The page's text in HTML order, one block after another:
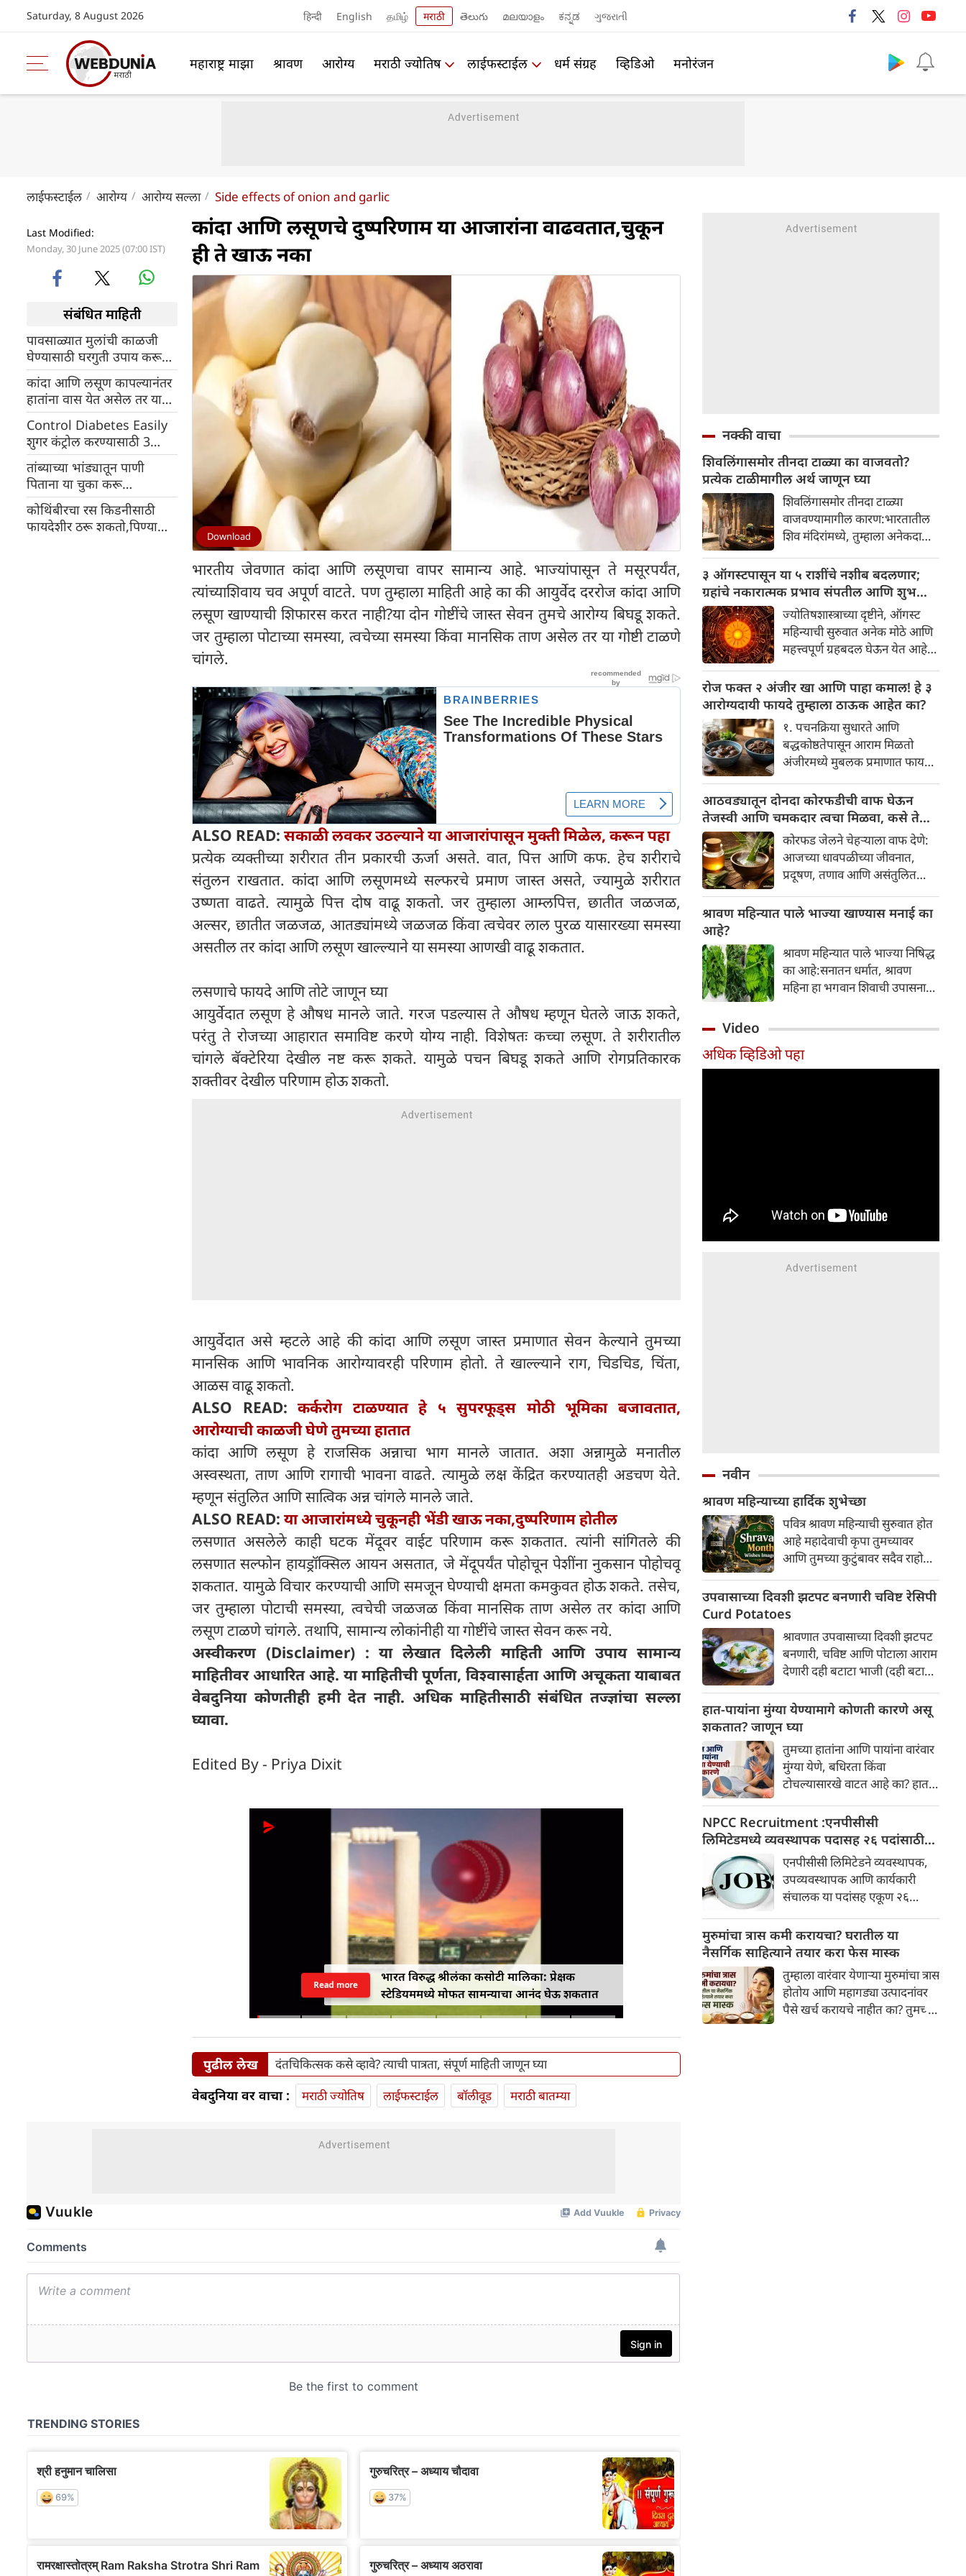
Saturday, 8 August 2026 हिन्दी English தமிழ் मराठी తెలుగు മലയാളം ಕನ್ನಡ ગુજરાતી
महाराष्ट्र माझा श्रावण आरोग्य मराठी ज्योतिष लाईफस्टाईल धर्म संग्रह व्हिडिओ मनोरंजन
लाईफस्टाईल आरोग्य आरोग्य सल्ला Side effects of onion and garlic
Last Modified:
Monday, 30 June 2025 (07:00 IST)
संबंधित माहिती
पावसाळ्यात मुलांची काळजी
घेण्यासाठी घरगुती उपाय करून
बघा
कांदा आणि लसूण कापल्यानंतर
हातांना वास येत असेल तर या
टिप्स वापरून पहा
Control Diabetes Easily
शुगर कंट्रोल करण्यासाठी 3
रामबाण उपाय
तांब्याच्या भांड्यातून पाणी
पिताना या चुका करू
नका,विषाक्त होऊ शकते
कोथिंबीरचा रस किडनीसाठी
फायदेशीर ठरू शकतो,पिण्याची
कांदा आणि लसूणचे दुष्परिणाम या आजारांना वाढवतात,चुकून
ही ते खाऊ नका
Download
भारतीय जेवणात कांदा आणि लसूणचा वापर सामान्य आहे. भाज्यांपासून ते मसूरपर्यंत,
त्यांच्याशिवाय चव अपूर्ण वाटते. पण तुम्हाला माहिती आहे का की आयुर्वेद दररोज कांदा आणि
लसूण खाण्याची शिफारस करत नाही?या दोन गोष्टींचे जास्त सेवन तुमचे आरोग्य बिघडू शकते.
जर तुम्हाला पोटाच्या समस्या, त्वचेच्या समस्या किंवा मानसिक ताण असेल तर या गोष्टी टाळणे
चांगले.
ALSO READ: सकाळी लवकर उठल्याने या आजारांपासून मुक्ती मिळेल, करून पहा
प्रत्येक व्यक्तीच्या शरीरात तीन प्रकारची ऊर्जा असते. वात, पित्त आणि कफ. हेच शरीराचे
संतुलन राखतात. कांदा आणि लसूणमध्ये सल्फरचे प्रमाण जास्त असते, ज्यामुळे शरीरात
उष्णता वाढते. त्यामुळे पित्त दोष वाढू शकतो. जर तुम्हाला आम्लपित्त, छातीत जळजळ,
अल्सर, छातीत जळजळ, आतड्यांमध्ये जळजळ किंवा त्वचेवर लाल पुरळ यासारख्या समस्या
असतील तर कांदा आणि लसूण खाल्ल्याने या समस्या आणखी वाढू शकतात.
लसणाचे फायदे आणि तोटे जाणून घ्या
आयुर्वेदात लसूण हे औषध मानले जाते. गरज पडल्यास ते औषध म्हणून घेतले जाऊ शकते,
परंतु ते रोजच्या आहारात समाविष्ट करणे योग्य नाही. विशेषतः कच्चा लसूण. ते शरीरातील
चांगले बॅक्टेरिया देखील नष्ट करू शकते. यामुळे पचन बिघडू शकते आणि रोगप्रतिकारक
शक्तीवर देखील परिणाम होऊ शकतो.
आयुर्वेदात असे म्हटले आहे की कांदा आणि लसूण जास्त प्रमाणात सेवन केल्याने तुमच्या
मानसिक आणि भावनिक आरोग्यावरही परिणाम होतो. ते खाल्ल्याने राग, चिडचिड, चिंता,
आळस वाढू शकतो.
ALSO READ:कर्करोग टाळण्यात हे ५ सुपरफूड्स मोठी भूमिका बजावतात,
आरोग्याची काळजी घेणे तुमच्या हातात
कांदा आणि लसूण हे राजसिक अन्नाचा भाग मानले जातात. अशा अन्नामुळे मनातील
अस्वस्थता, ताण आणि रागाची भावना वाढते. त्यामुळे लक्ष केंद्रित करण्यातही अडचण येते.
म्हणून संतुलित आणि सात्विक अन्न चांगले मानले जाते.
ALSO READ: या आजारांमध्ये चुकूनही भेंडी खाऊ नका,दुष्परिणाम होतील
लसणात असलेले काही घटक मेंदूवर वाईट परिणाम करू शकतात. त्यांनी सांगितले की
लसणात सल्फोन हायड्रॉक्सिल आयन असतात, जे मेंदूपर्यंत पोहोचून पेशींना नुकसान पोहोचवू
शकतात. यामुळे विचार करण्याची आणि समजून घेण्याची क्षमता कमकुवत होऊ शकते. तसेच,
जर तुम्हाला पोटाची समस्या, त्वचेची जळजळ किंवा मानसिक ताण असेल तर कांदा आणि
लसूण टाळणे चांगले. तथापि, सामान्य लोकांनीही या गोष्टींचे जास्त सेवन करू नये.
अस्वीकरण (Disclaimer) : या लेखात दिलेली माहिती आणि उपाय सामान्य
माहितीवर आधारित आहे. या माहितीची पूर्णता, विश्वासार्हता आणि अचूकता याबाबत
वेबदुनिया कोणतीही हमी देत ​​नाही. अधिक माहितीसाठी संबंधित तज्ज्ञांचा सल्ला
घ्यावा.
Edited By - Priya Dixit
भारत विरुद्ध श्रीलंका कसोटी मालिका: प्रेक्षक
स्टेडियममध्ये मोफत सामन्याचा आनंद घेऊ शकतात
Read more
पुढील लेख दंतचिकित्सक कसे व्हावे? त्याची पात्रता, संपूर्ण माहिती जाणून घ्या
वेबदुनिया वर वाचा : मराठी ज्योतिष लाईफस्टाईल बॉलीवूड मराठी बातम्या
नक्की वाचा
शिवलिंगासमोर तीनदा टाळ्या का वाजवतो?
प्रत्येक टाळीमागील अर्थ जाणून घ्या
शिवलिंगासमोर तीनदा टाळ्या
वाजवण्यामागील कारण:भारतातील
शिव मंदिरांमध्ये, तुम्हाला अनेकदा
वाजवताना दिसतील. ही एक सामान्य
प्रथा आहे, पण तुम्ही कधी विचार
केला आहे का की यामागे काय रहस्य
आहे आणि प्रत्येक टाळीचा अर्थ काय
आहे? हा केवळ एक विधी नाही, तर
यामागे खोलवर रुजलेल्या पौराणिक
श्रद्धा, आध्यात्मिक अर्थ आणि काही
वैज्ञानिक तर्कदेखील आहेत. चला, या
अनोख्या परंपरेमागील अर्थ
सविस्तरपणे समजून घेऊया.
३ ऑगस्टपासून या ५ राशींचे नशीब बदलणार;
ग्रहांचे नकारात्मक प्रभाव संपतील आणि शुभ
दिवसांची सुरुवात होईलज्योतिषशास्त्राच्या दृष्टीने, ऑगस्ट
महिन्याची सुरुवात अनेक मोठे आणि
महत्त्वपूर्ण ग्रहबदल घेऊन येत आहे.
हालचाल अनेक राशींच्या जीवनात
सकारात्मक बदल घडवून आणणार
आहे. विशेषतः ३ ऑगस्ट रोजी एक
अत्यंत दुर्मिळ आणि फलदायी
ग्रहस्थिती (संयोग) तयार होत आहे.
या दिवशी तयार होणारे शुभ योग,
ग्रहांची स्थिती आणि या गोचरमुळे
ज्यांचे नशीब उजळणार आहे अशा
भाग्यवान राशींबद्दल आपण जाणून
घेऊया!
रोज फक्त २ अंजीर खा आणि पाहा कमाल! हे ३
आरोग्यदायी फायदे तुम्हाला ठाऊक आहेत का?
१. पचनक्रिया सुधारते आणि
बद्धकोष्ठतेपासून आराम मिळतो
अंजीरमध्ये मुबलक प्रमाणात फायबर
बद्धकोष्ठता, गॅस किंवा अपचनाचा
त्रास होत असेल, तर अंजीर
तुमच्यासाठी वरदान ठरू शकते. हे
आतड्यांची स्वच्छता ठेवण्यास मदत
करते. पचनसंस्था मजबूत करून पोट
साफ होण्यास मदत करते.
आठवड्यातून दोनदा कोरफडीची वाफ घेऊन
तेजस्वी आणि चमकदार त्वचा मिळवा, कसे ते
जाणून घ्या
कोरफड जेलने चेहऱ्याला वाफ देणे:
आजच्या धावपळीच्या जीवनात,
प्रदूषण, तणाव आणि असंतुलित
नकारात्मक परिणाम होऊ शकतो.
होते, ज्यामुळे निस्तेजपणा, मुरुमे
आणि ब्लॅकहेड्स यांसारख्या समस्या
निर्माण होतात.
श्रावण महिन्यात पाले भाज्या खाण्यास मनाई का
आहे?
श्रावण महिन्यात पाले भाज्या निषिद्ध
का आहे:सनातन धर्मात, श्रावण
महिना हा भगवान शिवाची उपासना
दानधर्म आणि सात्विक जीवनशैलीचे
पालन करतात.
Video
अधिक व्हिडिओ पहा
नवीन
श्रावण महिन्याच्या हार्दिक शुभेच्छा
पवित्र श्रावण महिन्याची सुरुवात होत
आहे महादेवाची कृपा तुमच्यावर
आणि तुमच्या कुटुंबावर सदैव राहो
उपवासाच्या दिवशी झटपट बनणारी चविष्ट रेसिपी
Curd Potatoes
श्रावणात उपवासाच्या दिवशी झटपट
बनणारी, चविष्ट आणि पोटाला आराम
देणारी दही बटाटा भाजी (दही बटाटे)
बनवणे अत्यंत सोपे आहे.
हात-पायांना मुंग्या येण्यामागे कोणती कारणे असू
शकतात? जाणून घ्या
तुमच्या हातांना आणि पायांना वारंवार
मुंग्या येणे, बधिरता किंवा
टोचल्यासारखे वाटत आहे का? हात
टोचल्यासारखे वाटणे ही एक सामान्य
समस्या असू शकते. कधीकधी, बराच
वेळ एकाच स्थितीत बसल्याने,
हातांवर झोपल्याने किंवा बराच वेळ
पाय दुमडून बसल्याने काही
काळासाठी हात आणि पायांना मुंग्या
येऊ शकतात.
NPCC Recruitment :एनपीसीसी
लिमिटेडमध्ये व्यवस्थापक पदासह २६ पदांसाठी
भरती, पात्रता इतर माहिती जाणून घ्या
एनपीसीसी लिमिटेडने व्यवस्थापक,
उपव्यवस्थापक आणि कार्यकारी
संचालक या पदांसह एकूण २६
इच्छुक उमेदवार २२ ऑगस्टपर्यंत
ऑनलाइन अर्ज करू शकतात.
मुरुमांचा त्रास कमी करायचा? घरातील या
नैसर्गिक साहित्याने तयार करा फेस मास्क
तुम्हाला वारंवार येणाऱ्या मुरुमांचा त्रास
होतोय आणि महागड्या उत्पादनांवर
पैसे खर्च करायचे नाहीत का? तुमच्या